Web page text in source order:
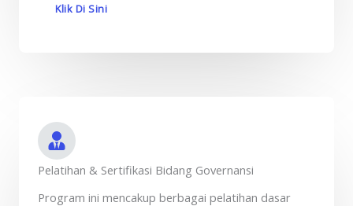
Klik Di Sini
Pelatihan & Sertifikasi Bidang Governansi
Program ini mencakup berbagai pelatihan dasar